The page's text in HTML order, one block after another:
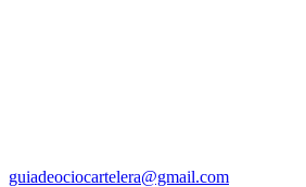
guiadeociocartelera@gmail.com